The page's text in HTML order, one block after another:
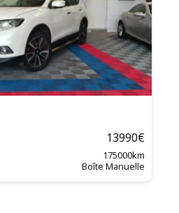
13990€
175000km
Boîte Manuelle